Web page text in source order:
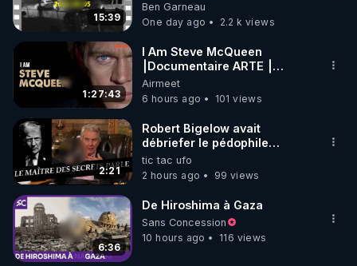
15:39
Ben Garneau
One day ago
2.2 k views
1:27:43
I Am Steve McQueen
⎮Documentaire ARTE ⎮
Cinema
Airmeet
6 hours ago
101 views
2:21
Robert Bigelow avait
débriefer le pédophile
génocidaire de donald j
trump
tic tac ufo
2 hours ago
99 views
6:36
De Hiroshima à Gaza
Sans Concession
10 hours ago
116 views